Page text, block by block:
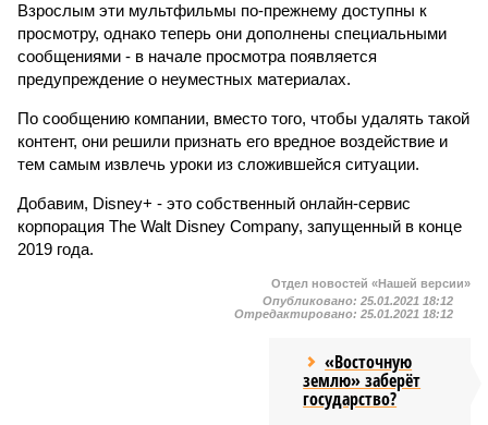
Взрослым эти мультфильмы по-прежнему доступны к
просмотру, однако теперь они дополнены специальными
сообщениями - в начале просмотра появляется
предупреждение о неуместных материалах.
По сообщению компании, вместо того, чтобы удалять такой
контент, они решили признать его вредное воздействие и
тем самым извлечь уроки из сложившейся ситуации.
Добавим, Disney+ - это собственный онлайн-сервис
корпорация The Walt Disney Company, запущенный в конце
2019 года.
Отдел новостей «Нашей версии»
Опубликовано: 25.01.2021 18:12
Отредактировано: 25.01.2021 18:12
«Восточную
землю» заберёт
государство?